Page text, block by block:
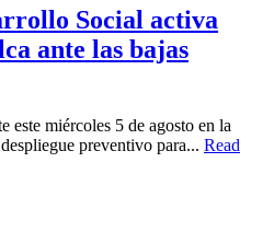
Social activa
ante las bajas
este miércoles 5 de agosto en la
preventivo para... Read